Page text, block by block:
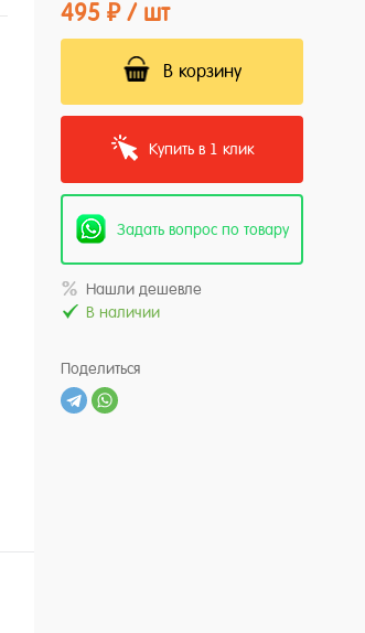
495 ₽ / шт
В корзину
Купить в 1 клик
Задать вопрос по товару
Нашли дешевле
В наличии
Поделиться